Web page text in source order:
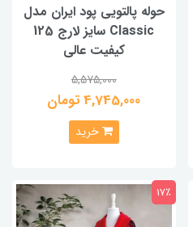
حوله پالتویی پود ایران مدل
Classic سایز لارج 125
کیفیت عالی
5,575,000
4,745,000 تومان
خرید
17٪